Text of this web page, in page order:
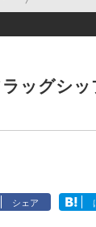
ッグシ
シェア